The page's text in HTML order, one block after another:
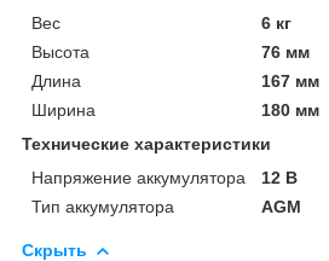
Вес
6 кг
Высота
76 мм
Длина
167 мм
Ширина
180 мм
Технические характеристики
Напряжение аккумулятора
12 В
Тип аккумулятора
AGM
Скрыть